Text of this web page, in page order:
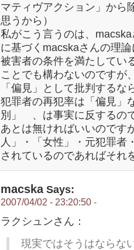
マティヴアクション」か
思うから）
私がこう言うのは、
に基づくmacskaさんの理
被害者の条件を満たしてい
ことでも構わないのですが
「偏見」として批判する
犯罪者の再犯率は「偏見」
別」 、は事実に反するの
あとは無ければいいのです
人」・「女性」・元犯罪者
されているのであればそれ
macskaSays:
2007/04/02 - 23:20:50 -
ラクシュンさん：
現実ではそうはならな